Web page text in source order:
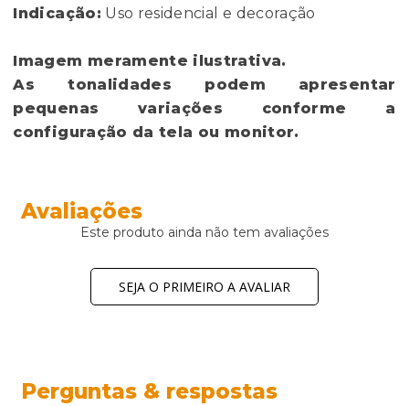
Indicação: Uso residencial e decoração
Imagem meramente ilustrativa.
As tonalidades podem apresentar
pequenas variações conforme a
configuração da tela ou monitor.
Avaliações
Este produto ainda não tem avaliações
SEJA O PRIMEIRO A AVALIAR
Perguntas & respostas